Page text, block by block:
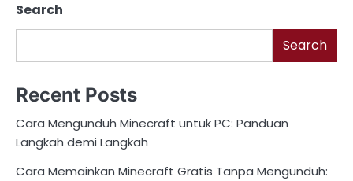
Search
Search
Recent Posts
Cara Mengunduh Minecraft untuk PC: Panduan
Langkah demi Langkah
Cara Memainkan Minecraft Gratis Tanpa Mengunduh: